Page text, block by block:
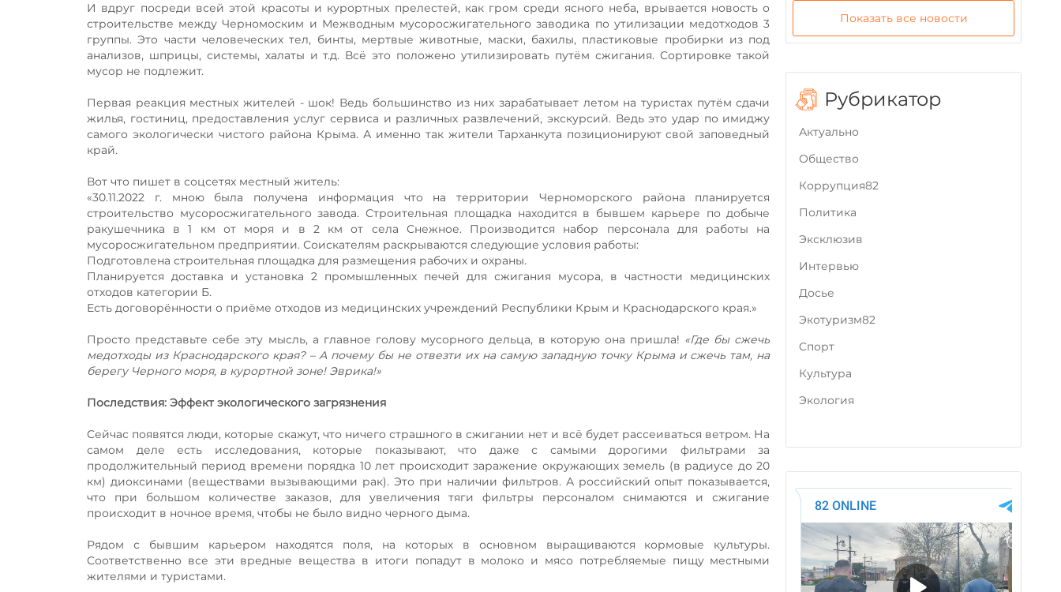
И вдруг посреди всей этой красоты и курортных прелестей, как гром среди ясного неба, врывается новость о
строительстве между Черномоским и Межводным мусоросжигательного заводика по утилизации медотходов 3
группы. Это части человеческих тел, бинты, мертвые животные, маски, бахилы, пластиковые пробирки из под
анализов, шприцы, системы, халаты и т.д. Всё это положено утилизировать путём сжигания. Сортировке такой
мусор не подлежит.
Первая реакция местных жителей - шок! Ведь большинство из них зарабатывает летом на туристах путём сдачи
жилья, гостиниц, предоставления услуг сервиса и различных развлечений, экскурсий. Ведь это удар по имиджу
самого экологически чистого района Крыма. А именно так жители Тарханкута позиционируют свой заповедный
край.
Вот что пишет в соцсетях местный житель:
«30.11.2022 г. мною была получена информация что на территории Черноморского района планируется
строительство мусоросжигательного завода. Строительная площадка находится в бывшем карьере по добыче
ракушечника в 1 км от моря и в 2 км от села Снежное. Производится набор персонала для работы на
мусоросжигательном предприятии. Соискателям раскрываются следующие условия работы:
Подготовлена строительная площадка для размещения рабочих и охраны.
Планируется доставка и установка 2 промышленных печей для сжигания мусора, в частности медицинских
отходов категории Б.
Есть договорённости о приёме отходов из медицинских учреждений Республики Крым и Краснодарского края.»
Просто представьте себе эту мысль, а главное голову мусорного дельца, в которую она пришла! «Где бы сжечь
медотходы из Краснодарского края? – А почему бы не отвезти их на самую западную точку Крыма и сжечь там, на
берегу Черного моря, в курортной зоне! Эврика!»
Последствия: Эффект экологического загрязнения
Сейчас появятся люди, которые скажут, что ничего страшного в сжигании нет и всё будет рассеиваться ветром. На
самом деле есть исследования, которые показывают, что даже с самыми дорогими фильтрами за
продолжительный период времени порядка 10 лет происходит заражение окружающих земель (в радиусе до 20
км) диоксинами (веществами вызывающими рак). Это при наличии фильтров. А российский опыт показывается,
что при большом количестве заказов, для увеличения тяги фильтры персоналом снимаются и сжигание
происходит в ночное время, чтобы не было видно черного дыма.
Рядом с бывшим карьером находятся поля, на которых в основном выращиваются кормовые культуры.
Соответственно все эти вредные вещества в итоги попадут в молоко и мясо потребляемые пищу местными
жителями и туристами.
Показать все новости
Рубрикатор
Актуально
Общество
Коррупция82
Политика
Эксклюзив
Интервью
Досье
Экотуризм82
Cпорт
Культура
Экология